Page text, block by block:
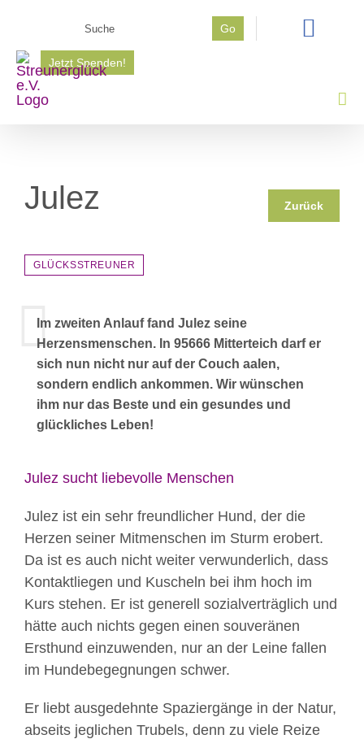
springen
Go
Jetzt Spenden!
Julez Zurück
GLÜCKSSTREUNER
Im zweiten Anlauf fand Julez seine
Herzensmenschen. In 95666 Mitterteich darf er
sich nun nicht nur auf der Couch aalen,
sondern endlich ankommen. Wir wünschen
ihm nur das Beste und ein gesundes und
glückliches Leben!
Julez sucht liebevolle Menschen
Julez ist ein sehr freundlicher Hund, der die
Herzen seiner Mitmenschen im Sturm erobert.
Da ist es auch nicht weiter verwunderlich, dass
Kontaktliegen und Kuscheln bei ihm hoch im
Kurs stehen. Er ist generell sozialverträglich und
hätte auch nichts gegen einen souveränen
Ersthund einzuwenden, nur an der Leine fallen
im Hundebegegnungen schwer.
Er liebt ausgedehnte Spaziergänge in der Natur,
abseits jeglichen Trubels, denn zu viele Reize